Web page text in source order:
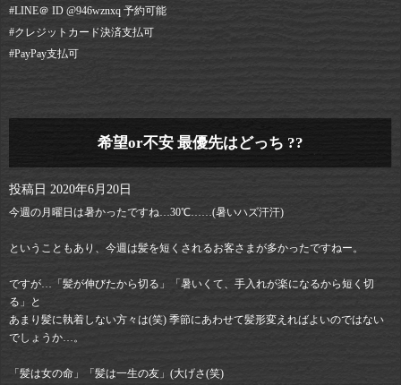
#LINE＠ ID @946wznxq 予約可能⠀
#クレジットカード決済支払可⠀
#PayPay支払可
希望or不安 最優先はどっち ??
投稿日 2020年6月20日
今週の月曜日は暑かったですね…30℃……(暑いハズ汗汗)
ということもあり、今週は髪を短くされるお客さまが多かったですねー。
ですが…「髪が伸びたから切る」「暑いくて、手入れが楽になるから短く切
る」と
あまり髪に執着しない方々は(笑) 季節にあわせて髪形変えればよいのではない
でしょうか…。
「髪は女の命」「髪は一生の友」(大げさ(笑)